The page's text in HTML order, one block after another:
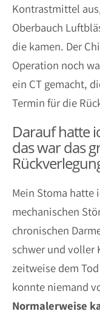
Kontrastmittel
Oberbauch
die kamen. Der
Operation noch
ein CT gemacht,
Termin für die
Darauf hatte
das war das
Mein Stoma hatte
mechanischen
chronischen
schwer und voller
zeitweise dem
konnte niemand
Normalerweise